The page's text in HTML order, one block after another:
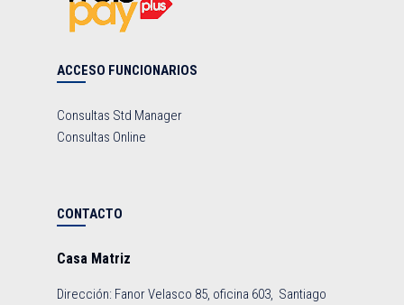
ACCESO FUNCIONARIOS
Consultas Std Manager
Consultas Online
CONTACTO
Casa Matriz
Dirección: Fanor Velasco 85, oficina 603, Santiago